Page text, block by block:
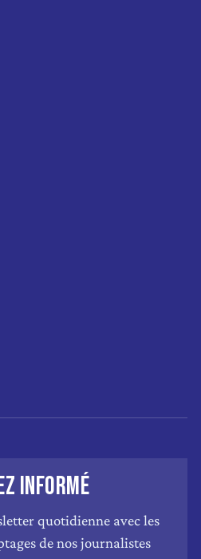
INFORMÉ
quotidienne avec les
de nos journalistes